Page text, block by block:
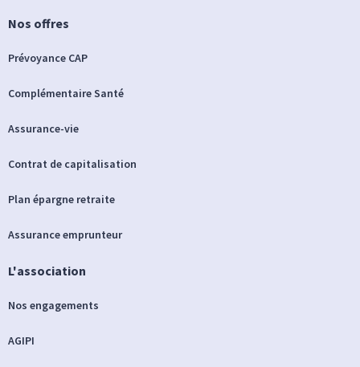
Nos offres
Prévoyance CAP
Complémentaire Santé
Assurance-vie
Contrat de capitalisation
Plan épargne retraite
Assurance emprunteur
L'association
Nos engagements
AGIPI